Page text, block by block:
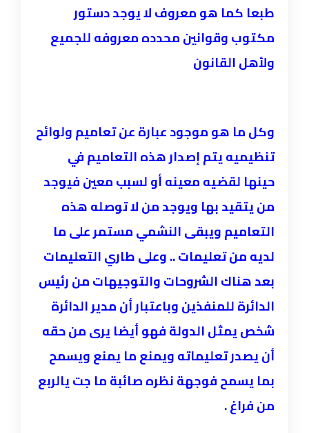
طبعا كما هو معروف لا يوجد دستور
مكتوب وقوانين محدده معروفه للجميع
ولأهل القانون
وكل ما هو موجود عبارة عن تعاميم ولوائح
تنظيميه يتم إصدار هذه التعاميم في
حينها لقضيه معينه أو لسبب معين فيوجد
من يتقيد بها ويوجد من لا توصله هذه
التعاميم ويبقى النشمي مستمر على ما
لديه من تعليمات .. وعلى طاري التعليمات
بعد هناك الشروحات والتوجيهات من رئيس
الدائرة للمنفذين وباعتبار أن مدير الدائرة
شخص يمثل الدولة فهو أيضا يرى من حقه
أن يصدر تعليماته ويمنع ما يمنع ويسمح
بما يسمح فوجهة نظره صائبة ما جت يالربع
من فراغ .